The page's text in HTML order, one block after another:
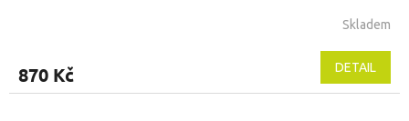
Skladem
870 Kč DETAIL